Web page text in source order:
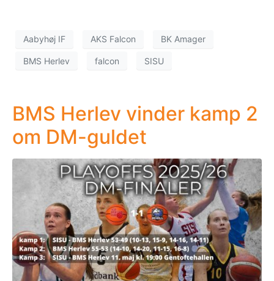
Aabyhøj IF AKS Falcon BK Amager
BMS Herlev falcon SISU
BMS Herlev vinder kamp 2
om DM-guldet